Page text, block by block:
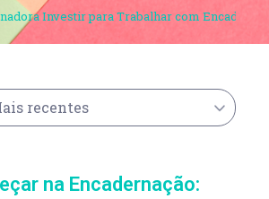
Investir para Trabalhar com
recentes
na Encadernação: